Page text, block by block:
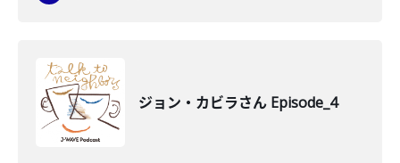
ジョン・カビラさん Episode_4